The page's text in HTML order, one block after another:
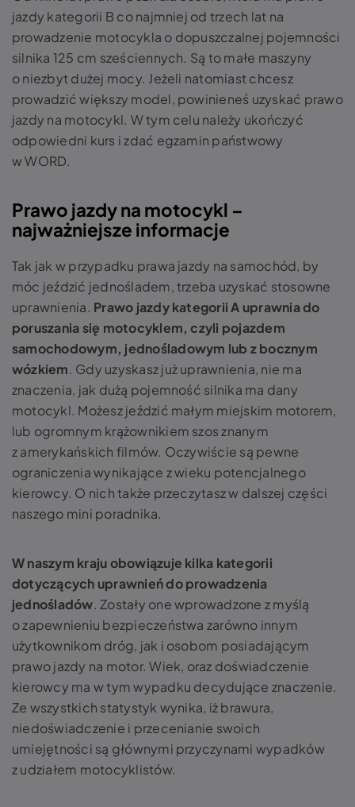
jazdy kategorii B co najmniej od trzech lat na
prowadzenie motocykla o dopuszczalnej pojemności
silnika 125 cm sześciennych. Są to małe maszyny
o niezbyt dużej mocy. Jeżeli natomiast chcesz
prowadzić większy model, powinieneś uzyskać prawo
jazdy na motocykl. W tym celu należy ukończyć
odpowiedni kurs i zdać egzamin państwowy
w WORD.
Prawo jazdy na motocykl –
najważniejsze informacje
Tak jak w przypadku prawa jazdy na samochód, by
móc jeździć jednośladem, trzeba uzyskać stosowne
uprawnienia. Prawo jazdy kategorii A uprawnia do
poruszania się motocyklem, czyli pojazdem
samochodowym, jednośladowym lub z bocznym
wózkiem. Gdy uzyskasz już uprawnienia, nie ma
znaczenia, jak dużą pojemność silnika ma dany
motocykl. Możesz jeździć małym miejskim motorem,
lub ogromnym krążownikiem szos znanym
z amerykańskich filmów. Oczywiście są pewne
ograniczenia wynikające z wieku potencjalnego
kierowcy. O nich także przeczytasz w dalszej części
naszego mini poradnika.
W naszym kraju obowiązuje kilka kategorii
dotyczących uprawnień do prowadzenia
jednośladów. Zostały one wprowadzone z myślą
o zapewnieniu bezpieczeństwa zarówno innym
użytkownikom dróg, jak i osobom posiadającym
prawo jazdy na motor. Wiek, oraz doświadczenie
kierowcy ma w tym wypadku decydujące znaczenie.
Ze wszystkich statystyk wynika, iż brawura,
niedoświadczenie i przecenianie swoich
umiejętności są głównymi przyczynami wypadków
z udziałem motocyklistów.